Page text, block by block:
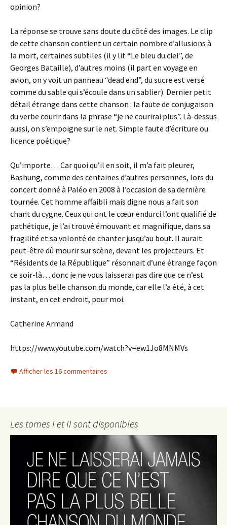
opinion?
La réponse se trouve sans doute du côté des images. Le clip
de cette chanson contient un certain nombre d’allusions à
la mort, certaines subtiles (il y lit “Le bleu du ciel”, de
Georges Bataille), d’autres moins (il part en voyage en
avion, on y voit un panneau “dead end”, du sucre est versé
comme du sable qui s’écoule dans un sablier). Dernier petit
détail étrange dans cette chanson : la faute de conjugaison
du verbe courir dans la phrase “je ne courirai plus”. Là-dessus
aussi, on s’empoigne sur le net. Simple faute d’écriture ou
licence poétique?
Qu’importe… Car quoi qu’il en soit, il m’a fait pleurer,
Bashung, comme des centaines d’autres personnes, lors du
concert donné à Paléo en 2008 à l’occasion de sa dernière
tournée. Cet homme affaibli mais digne nous a fait son
chant du cygne. Ceux qui ont le cœur endurci l’ont qualifié de
pathétique, je l’ai trouvé émouvant et magnifique, dans sa
fragilité et sa volonté de chanter jusqu’au bout. Il aurait
peut-être dû mourir sur scène, devant les projecteurs. Et
“Résidents de la République” résonnait d’une étrange façon
ce soir-là… donc je ne vous laisserai pas dire que ce n’est
pas la plus belle chanson du monde, car elle l’a été, à cet
instant, en cet endroit, pour moi.
Catherine Armand
https://www.youtube.com/watch?v=ew1Jo8MNMVs
Afficher les 16 commentaires
Les tomes I et II sont disponibles